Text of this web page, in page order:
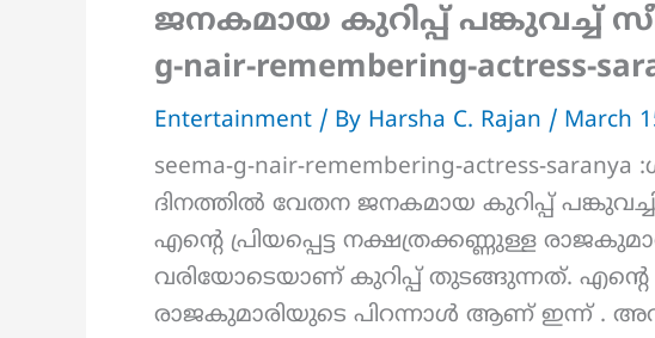
ജനകമായ കുറിപ്പ് പങ്കുവച്ച്
g-nair-remembering-actress-
Entertainment / By Harsha C. Rajan / March
seema-g-nair-remembering-actress-
ദിനത്തിൽ വേതന ജനകമായ കുറിപ്പ്
എന്റെ പ്രിയപ്പെട്ട നക്ഷത്രക്കണ്ണുള്ള
വരിയോടെയാണ് കുറിപ്പ് തുടങ്ങുന്നത്. എന്റെ
രാജകുമാരിയുടെ പിറന്നാൾ ആണ് ഇന്ന് .